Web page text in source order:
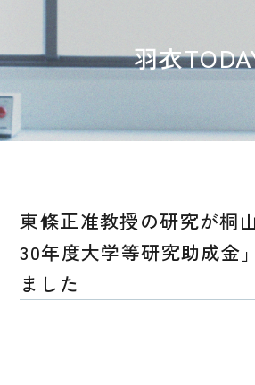
羽衣
東條正准教授の研究が桐
30年度大学等研究助成金
ました